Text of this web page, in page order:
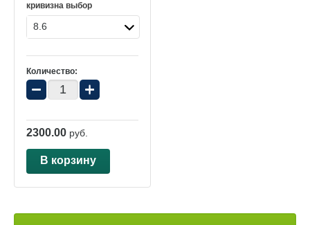
кривизна выбор
8.6
Количество:
− +
2300.00 руб.
В корзину